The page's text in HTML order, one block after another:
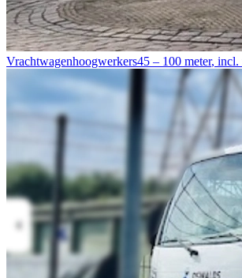
Vrachtwagenhoogwerkers45 – 100 meter, incl.